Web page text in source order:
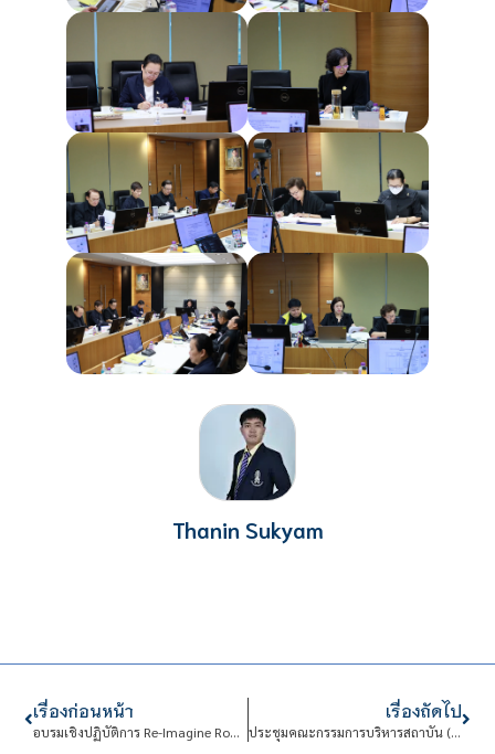
Thanin Sukyam
เรื่องก่อนหน้า
อบรมเชิงปฏิบัติการ Re-Imagine Roadshow เปิดโลกมุมมองใหม่กับ CCTV
เรื่องถัดไป
ประชุมคณะกรรมการบริหารสถาบัน (กบง.) ครั้งที่ 81